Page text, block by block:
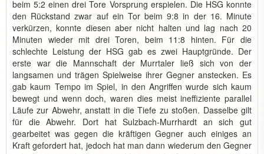
beim 5:2 einen drei Tore Vorsprung erspielen. Die HSG konnte
den Rückstand zwar auf ein Tor beim 9:8 in der 16. Minute
verkürzen, konnte diesen aber nicht halten und lag nach 20
Minuten wieder mit drei Toren, beim 11:8 hinten. Für die
schlechte Leistung der HSG gab es zwei Hauptgründe. Der
erste war die Mannschaft der Murrtaler ließ sich von der
langsamen und trägen Spielweise ihrer Gegner anstecken. Es
gab kaum Tempo im Spiel, in den Angriffen wurde sich kaum
bewegt und wenn doch, waren dies meist ineffiziente parallel
Läufe zur Abwehr, anstatt in die Tiefe zu stoßen. Dasselbe gilt
für die Abwehr. Dort hat Sulzbach-Murrhardt an sich gut
gearbeitet was gegen die kräftigen Gegner auch einiges an
Kraft gefordert hat, jedoch hat man dann wiederum den Gegner